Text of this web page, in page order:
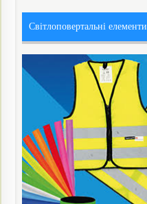
Світлоповертальні елементи